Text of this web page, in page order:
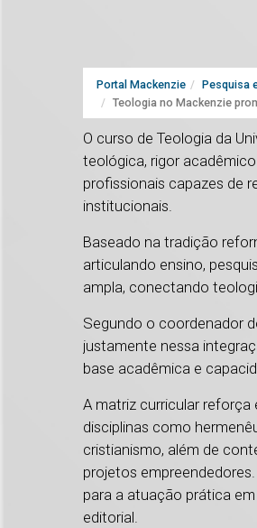
Portal Mackenzie Pesquisa
Teologia no Mackenzie
O curso de Teologia da
teológica, rigor
profissionais capazes de
institucionais.
Baseado na tradição
articulando ensino,
ampla, conectando
Segundo o coordenador
justamente nessa
base acadêmica e
A matriz curricular
disciplinas como
cristianismo, além de
projetos
para a atuação prática
editorial.